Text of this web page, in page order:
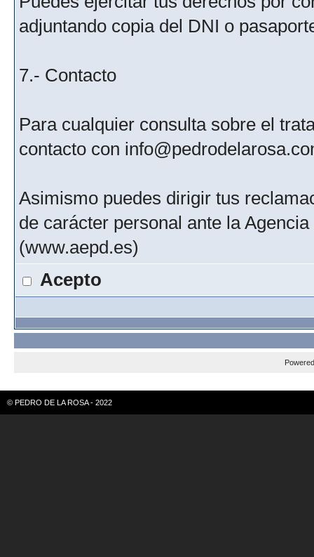
adjuntando copia del DNI o
7.- Contacto
Para cualquier consulta sobre el
contacto con
Asimismo puedes dirigir tus
de carácter personal ante la
(www.aepd.es)
Acepto
© PEDRO DE LA ROSA - 2022